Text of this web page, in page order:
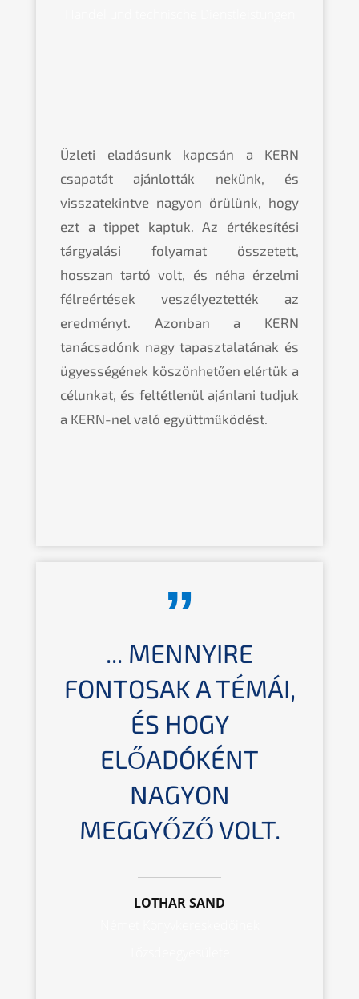
Üzleti eladásunk kapcsán a KERN
csapatát ajánlották nekünk, és
visszatekintve nagyon örülünk, hogy
ezt a tippet kaptuk. Az értékesítési
tárgyalási folyamat összetett,
hosszan tartó volt, és néha érzelmi
félreértések veszélyeztették az
eredményt. Azonban a KERN
tanácsadónk nagy tapasztalatának és
ügyességének köszönhetően elértük a
célunkat, és feltétlenül ajánlani tudjuk
a KERN-nel való együttműködést.
... MENNYIRE
FONTOSAK A TÉMÁI,
ÉS HOGY
ELŐADÓKÉNT
NAGYON
MEGGYŐZŐ VOLT.
LOTHAR SAND